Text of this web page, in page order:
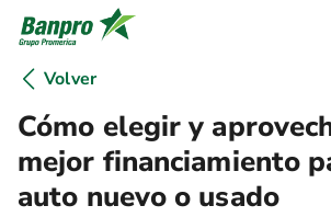
Volver
Cómo elegir y
mejor financiamiento
auto nuevo o usado